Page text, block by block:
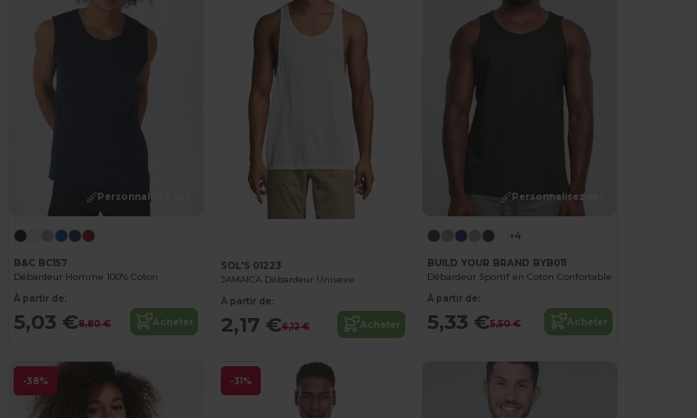
Personnalisez-le !
B&C BC157
Débardeur Homme 100% Coton
À partir de:
5,03 €8,80 € Acheter
SOL'S 01223
JAMAÏCA Débardeur Unisexe
À partir de:
2,17 €6,12 € Acheter
Personnalisez-le !
+4
BUILD YOUR BRAND BYB011
Débardeur Sportif en Coton Confortable
À partir de:
5,33 €5,50 € Acheter
-38% -31%